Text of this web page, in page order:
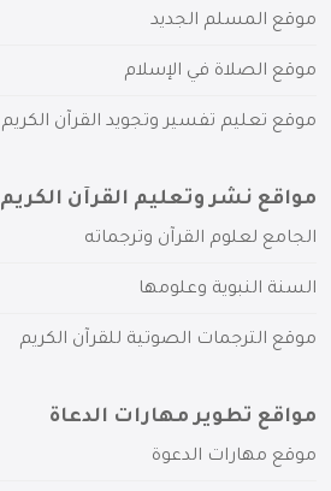
موقع المسلم الجديد
موقع الصلاة في الإسلام
موقع تعليم تفسير وتجويد القرآن الكريم
مواقع نشر وتعليم القرآن الكريم
الجامع لعلوم القرآن وترجماته
السنة النبوية وعلومها
موقع الترجمات الصوتية للقرآن الكريم
مواقع تطوير مهارات الدعاة
موقع مهارات الدعوة